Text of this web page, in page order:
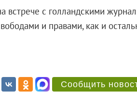
встрече с голландскими
и правами, как и
Сообщить